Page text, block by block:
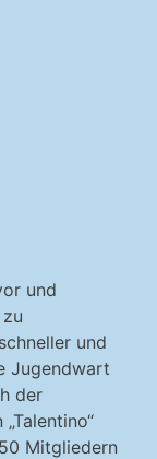
und
und
Jugendwart
der
Mitgliedern